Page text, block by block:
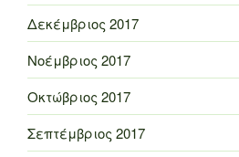
Δεκέμβριος 2017
Νοέμβριος 2017
Οκτώβριος 2017
Σεπτέμβριος 2017